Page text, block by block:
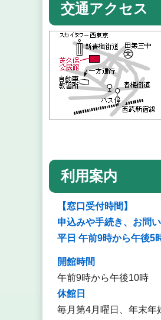
交通アクセス
利用案内
【窓口受付時間】
申込みや手続き、お問
平日 午前9時から午後5
開館時間
午前9時から午後10時
休館日
毎月第4月曜日、年末年